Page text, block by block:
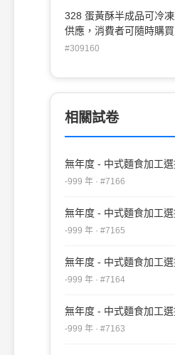
328 蛋黃酥半成品可冷
供應，消費者可隨時購
(A)O(B)X
#309160
相關試卷
無年度 - 中式麵食加工
-999 年 · #7166
無年度 - 中式麵食加工
-999 年 · #7165
無年度 - 中式麵食加工
-999 年 · #7164
無年度 - 中式麵食加工
-999 年 · #7163